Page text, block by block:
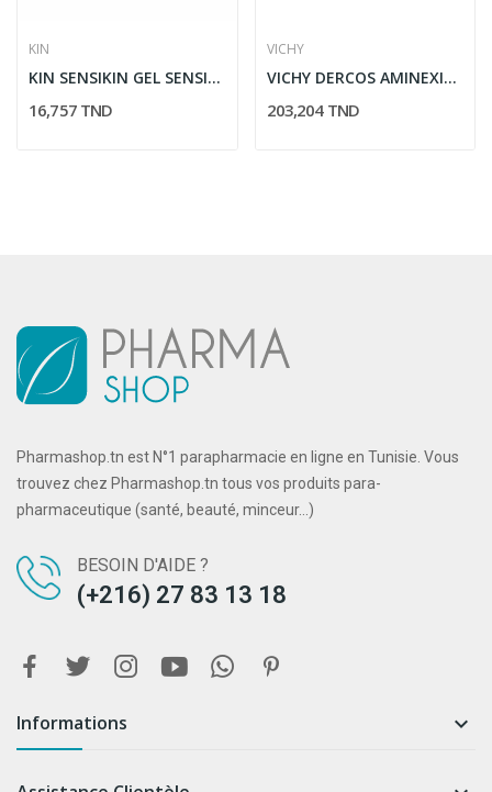
KIN
KIN SENSIKIN GEL SENSIBILITE DENTAIRE 15ML
16,757 TND
VICHY
VICHY DERCOS AMINEXIL CLINICAL 5 HOMME 21 AMPOULES
203,204 TND
Pharmashop.tn est N°1 parapharmacie en ligne en Tunisie. Vous
trouvez chez Pharmashop.tn tous vos produits para-
pharmaceutique (santé, beauté, minceur...)
BESOIN D'AIDE ?
(+216) 27 83 13 18
Informations 